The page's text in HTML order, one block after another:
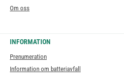
Om oss
INFORMATION
Prenumeration
Information om batteriavfall